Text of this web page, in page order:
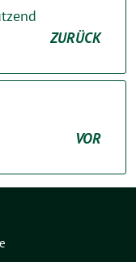
ZURÜCK
VOR